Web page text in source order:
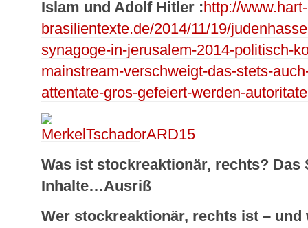
Islam und Adolf Hitler :http://www.hart-
brasilientexte.de/2014/11/19/
synagoge-in-jerusalem-2014-politisch-
mainstream-verschweigt-das-stets-
attentate-gros-gefeiert-werden-
Was ist stockreaktionär, rechts? Das
Inhalte…Ausriß
Wer stockreaktionär, rechts ist – und